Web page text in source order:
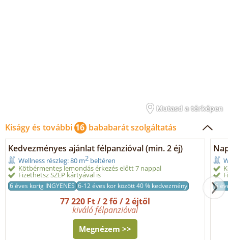
Mutasd a térképen
Kiságy és további 16 bababarát szolgáltatás
Kedvezményes ajánlat félpanzióval (min. 2 éj)
Wellness részleg: 80 m2 beltéren
Kötbérmentes lemondás érkezés előtt 7 nappal
Fizethetsz SZÉP kártyával is
6 éves korig INGYENES 6-12 éves kor között 40 % kedvezmény
77 220 Ft / 2 fő / 2 éjtől
kiváló félpanzióval
Megnézem >>
6